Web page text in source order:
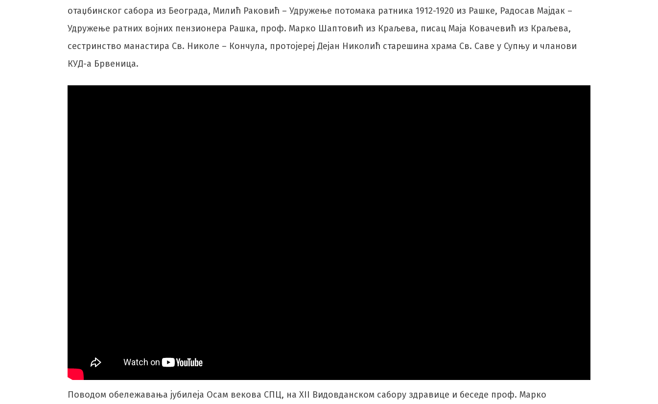
отаџбинског сабора из Београда, Милић Раковић – Удружење потомака ратника 1912-1920 из Рашке, Радосав Мајдак –
Удружење ратних војних пензионера Рашка, проф. Марко Шаптовић из Краљева, писац Маја Ковачевић из Краљева,
сестринство манастира Св. Николе – Кончула, протојереј Дејан Николић старешина храма Св. Саве у Супњу и чланови
КУД-а Брвеница.
Поводом обележавања јубилеја Осам векова СПЦ, на XII Видовданском сабору здравице и беседе проф. Марко